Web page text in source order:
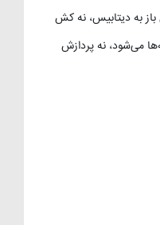
به دیتابیس، نه کش
می‌شود، نه پردازش